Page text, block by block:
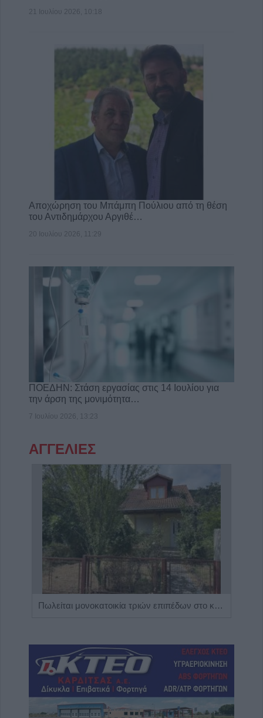
21 Ιουλίου 2026, 10:18
Αποχώρηση του Μπάμπη Πούλιου από τη θέση
του Αντιδημάρχου Αργιθέ…
20 Ιουλίου 2026, 11:29
ΠΟΕΔΗΝ: Στάση εργασίας στις 14 Ιουλίου για
την άρση της μονιμότητα…
7 Ιουλίου 2026, 13:23
ΑΓΓΕΛΙΕΣ
Πωλείται μονοκατοικία τριών επιπέδων στο καταπράσινο Πευκόφυτο Καρδίτσας